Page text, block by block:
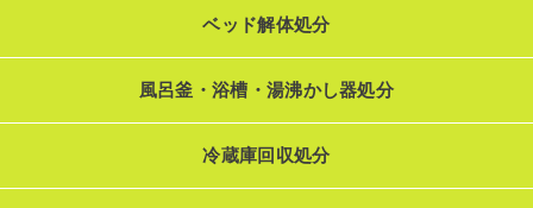
ベッド解体処分
風呂釜・浴槽・湯沸かし器処分
冷蔵庫回収処分